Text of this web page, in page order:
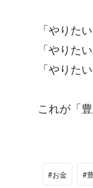
「やりた
「やりた
「やりた
これが「
#お金 #